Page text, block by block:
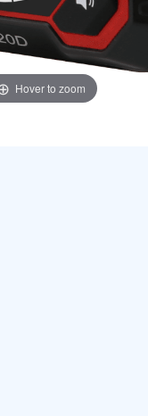
Hover to zoom